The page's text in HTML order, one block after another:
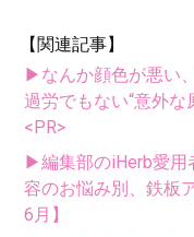
【関連記事】
▶なんか顔色が悪い
過労でもない“意外な
<PR>
▶編集部のiHerb愛用
容のお悩み別、鉄板
6月】